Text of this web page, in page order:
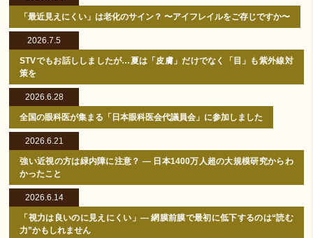
「最近見えにくい」は老化のサイン？ 〜アイフレイルをご存じですか〜
2026.7.5
STVでもお話ししましたが…夏は「皮膚」だけでなく「目」も紫外線対
策を
2026.6.28
全国の眼科医が集まる「日本眼科医会代議員会」に参加しました
2026.6.21
強い近視の方は緑内障に注意？ ― 日本1400万人超の大規模研究からわ
かったこと
2026.6.14
「視力は良いのに見えにくい」― 網膜前膜で最初に低下するのは“読む
力”かもしれません